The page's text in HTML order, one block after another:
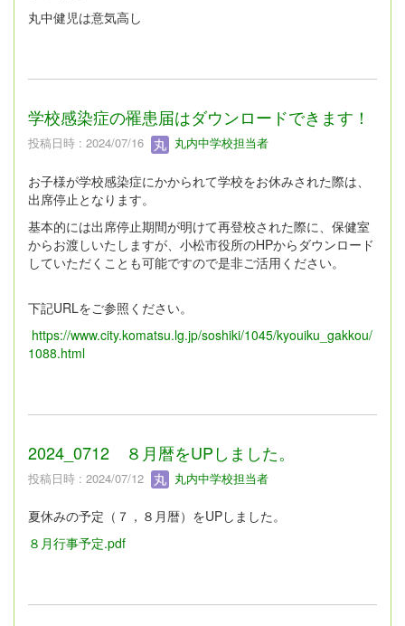
丸中健児は意気高し
学校感染症の罹患届はダウンロードできます！
投稿日時 : 2024/07/16 丸内中学校担当者
お子様が学校感染症にかかられて学校をお休みされた際は、
出席停止となります。
基本的には出席停止期間が明けて再登校された際に、保健室
からお渡しいたしますが、小松市役所のHPからダウンロード
していただくことも可能ですので是非ご活用ください。
下記URLをご参照ください。
https://www.city.komatsu.lg.jp/soshiki/1045/kyouiku_gakkou/
1088.html
2024_0712 ８月暦をUPしました。
投稿日時 : 2024/07/12 丸内中学校担当者
夏休みの予定（７，８月暦）をUPしました。
８月行事予定.pdf